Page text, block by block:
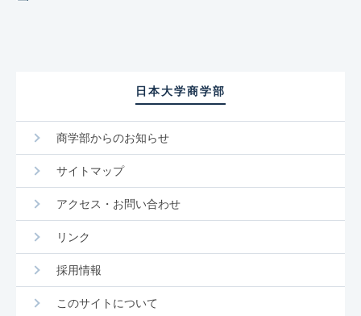
日本大学商学部
商学部からのお知らせ
サイトマップ
アクセス・お問い合わせ
リンク
採用情報
このサイトについて